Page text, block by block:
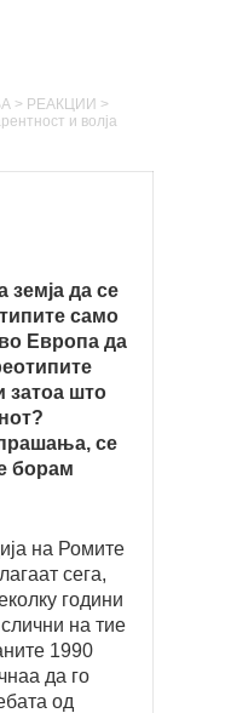
> РЕАКЦИИ >
и волја
земја да се
само
Европа да
затоа што
се
борам
на Ромите
сега,
години
на тие
1990
да го
од